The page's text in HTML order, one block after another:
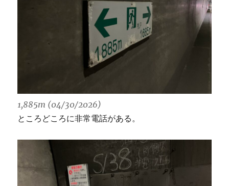
1,885m (04/30/2026)
ところどころに非常電話がある。